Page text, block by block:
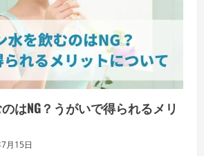
はNG？うがいで得られるメリ
月15日